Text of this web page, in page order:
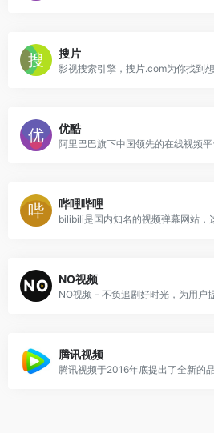
搜片
影视搜索引擎，搜片.com为你找到想
优酷
阿里巴巴旗下中国领先的在线视频平
哔哩哔哩
NO视频
腾讯视频